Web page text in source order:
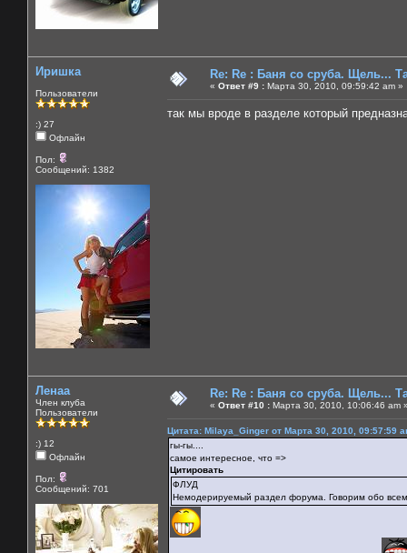
Иришка
Пользователи
:) 27
Офлайн
Пол:
Сообщений: 1382
Re: Re : Баня со сруба. Щель...
« Ответ #9 : Марта 30, 2010, 09:59:42 am »
так мы вроде в разделе который
Ленаа
Член клуба
Пользователи
:) 12
Офлайн
Пол:
Сообщений: 701
Re: Re : Баня со сруба. Щель...
« Ответ #10 : Марта 30, 2010, 10:06:46 am
Цитата: Milaya_Ginger от Марта 30, 2010, 09:57:59
гы-гы....
самое интересное, что =>
Цитировать
ФЛУД
Немодерируемый раздел форума. Говорим обо